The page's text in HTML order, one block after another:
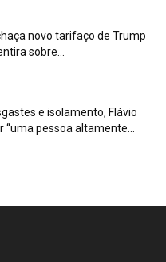
novo tarifaço de Trump
sobre...
e isolamento, Flávio
“uma pessoa altamente...